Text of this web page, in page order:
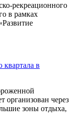
рекреационного
в рамках
квартала в
организован через
зоны отдыха,